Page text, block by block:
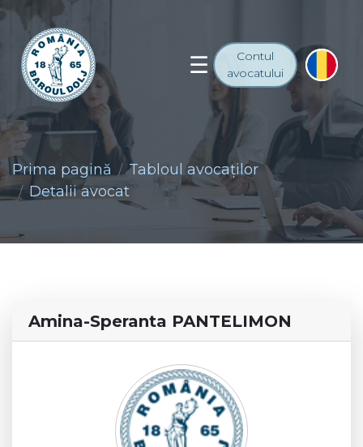
Contul
avocatului
Prima pagină
Tabloul avocaţilor
Detalii avocat
Amina-Speranta PANTELIMON